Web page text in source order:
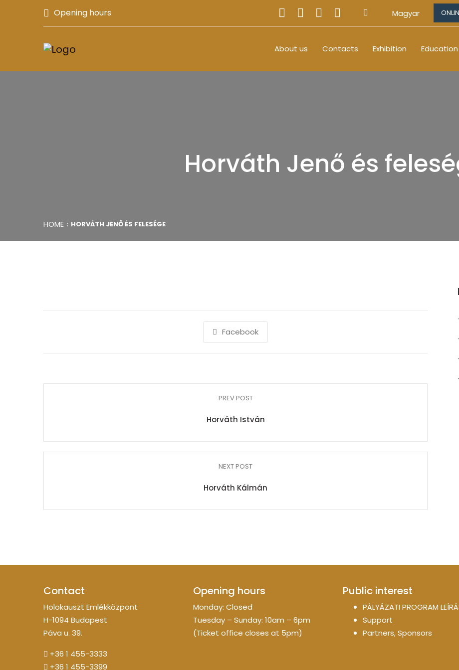
Opening hours Magyar
About us Contacts Exhibition Education
Horváth Jenő és
HOME HORVÁTH JENŐ ÉS FELESÉGE
Facebook
PREV POST
Horváth István
NEXT POST
Horváth Kálmán
Contact
Holokauszt Emlékközpont
H-1094 Budapest
Páva u. 39.
+36 1 455-3333
+36 1 455-3399
Opening hours
Monday: Closed
Tuesday – Sunday: 10am – 6pm
(Ticket office closes at 5pm)
Public interest
PÁLYÁZATI PROGRAM
Support
Partners, Sponsors